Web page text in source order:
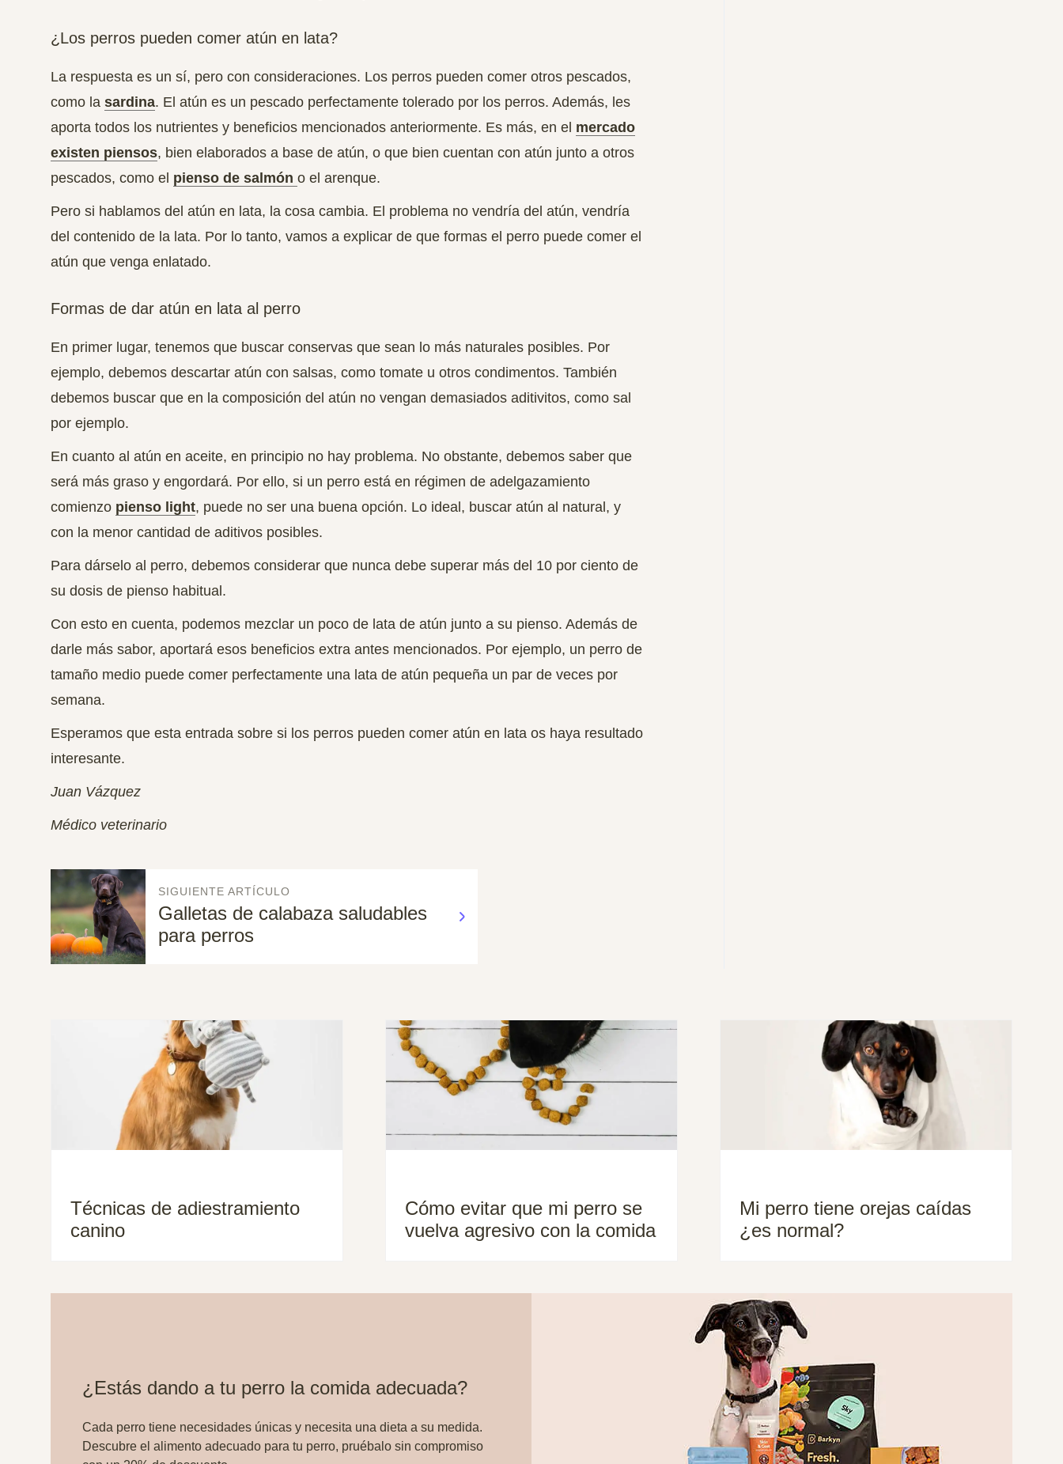
¿Los perros pueden comer atún en lata?
La respuesta es un sí, pero con consideraciones. Los perros pueden comer otros pescados,
como la sardina. El atún es un pescado perfectamente tolerado por los perros. Además, les
aporta todos los nutrientes y beneficios mencionados anteriormente. Es más, en el mercado
existen piensos, bien elaborados a base de atún, o que bien cuentan con atún junto a otros
pescados, como el pienso de salmón o el arenque.
Pero si hablamos del atún en lata, la cosa cambia. El problema no vendría del atún, vendría
del contenido de la lata. Por lo tanto, vamos a explicar de que formas el perro puede comer el
atún que venga enlatado.
Formas de dar atún en lata al perro
En primer lugar, tenemos que buscar conservas que sean lo más naturales posibles. Por
ejemplo, debemos descartar atún con salsas, como tomate u otros condimentos. También
debemos buscar que en la composición del atún no vengan demasiados aditivitos, como sal
por ejemplo.
En cuanto al atún en aceite, en principio no hay problema. No obstante, debemos saber que
será más graso y engordará. Por ello, si un perro está en régimen de adelgazamiento
comienzo pienso light, puede no ser una buena opción. Lo ideal, buscar atún al natural, y
con la menor cantidad de aditivos posibles.
Para dárselo al perro, debemos considerar que nunca debe superar más del 10 por ciento de
su dosis de pienso habitual.
Con esto en cuenta, podemos mezclar un poco de lata de atún junto a su pienso. Además de
darle más sabor, aportará esos beneficios extra antes mencionados. Por ejemplo, un perro de
tamaño medio puede comer perfectamente una lata de atún pequeña un par de veces por
semana.
Esperamos que esta entrada sobre si los perros pueden comer atún en lata os haya resultado
interesante.
Juan Vázquez
Médico veterinario
SIGUIENTE ARTÍCULO
Galletas de calabaza saludables
para perros
Técnicas de adiestramiento
canino
Cómo evitar que mi perro se
vuelva agresivo con la comida
Mi perro tiene orejas caídas
¿es normal?
¿Estás dando a tu perro la comida adecuada?
Cada perro tiene necesidades únicas y necesita una dieta a su medida.
Descubre el alimento adecuado para tu perro, pruébalo sin compromiso